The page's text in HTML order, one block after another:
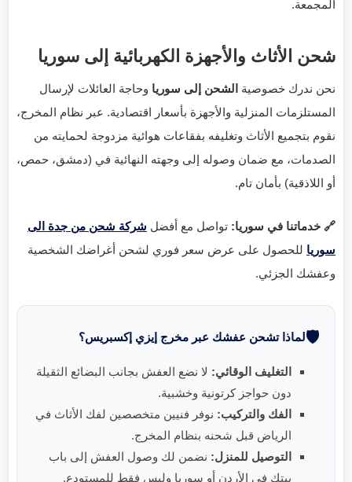
المجمعة.
شحن الأثاث والأجهزة الكهربائية إلى سوريا
نحن ندرك خصوصية الشحن إلى سوريا وحاجة العائلات لإرسال
المستلزمات المنزلية والأجهزة بأسعار اقتصادية. عبر نظام المخرج،
نقوم بتجميع الأثاث وتغليفه بفقاعات هوائية مزدوجة لحمايته من
الصدمات، مع ضمان وصوله إلى وجهته النهائية في (دمشق، حمص،
أو اللاذقية) بأمان تام.
🔗 خدماتنا في سوريا: تواصل مع أفضل شركة شحن من جدة الى
سوريا للحصول على عرض سعر فوري لشحن أغراضك الشخصية
وعفشك الجزئي.
🛡️لماذا تشحن عفشك عبر مخرج إيزي إكسبريس؟
التغليف الوقائي: لا نضع العفش بجانب البضائع الثقيلة
دون حواجز كرتونية وخشبية.
الفك والتركيب: نوفر فنيين متخصصين لفك الأثاث في
الرياض قبل شحنه بنظام المخرج.
التوصيل للمنزل: نضمن لك وصول العفش إلى باب
بيتك في الأردن أو سوريا وليس فقط للمستودع.